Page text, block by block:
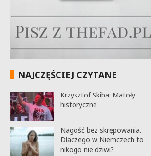
NAJCZĘŚCIEJ CZYTANE
Krzysztof Skiba: Matoły
historyczne
Nagość bez skrępowania.
Dlaczego w Niemczech to
nikogo nie dziwi?